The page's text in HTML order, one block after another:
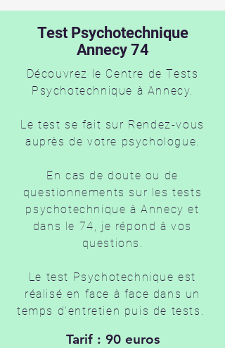
Test Psychotechnique
Annecy 74
Découvrez le Centre de Tests
Psychotechnique à Annecy.
Le test se fait sur Rendez-vous
auprès de votre psychologue.
En cas de doute ou de
questionnements sur les tests
psychotechnique à Annecy et
dans le 74, je répond à vos
questions.
Le test Psychotechnique est
réalisé en face à face dans un
temps d'entretien puis de tests.
Tarif : 90 euros